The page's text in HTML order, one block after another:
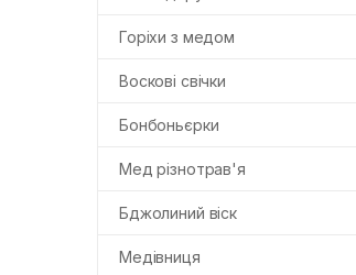
Горіхи з медом
Воскові свічки
Бонбоньєрки
Мед різнотрав'я
Бджолиний віск
Медівниця